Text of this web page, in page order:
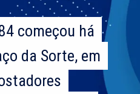
começou há
da Sorte, em
começou há
da Sorte, em